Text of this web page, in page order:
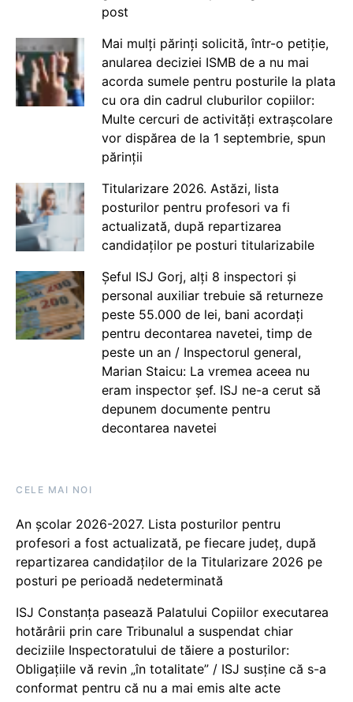
post
Mai mulți părinți solicită, într-o petiție,
anularea deciziei ISMB de a nu mai
acorda sumele pentru posturile la plata
cu ora din cadrul cluburilor copiilor:
Multe cercuri de activități extrașcolare
vor dispărea de la 1 septembrie, spun
părinții
Titularizare 2026. Astăzi, lista
posturilor pentru profesori va fi
actualizată, după repartizarea
candidaților pe posturi titularizabile
Șeful ISJ Gorj, alți 8 inspectori și
personal auxiliar trebuie să returneze
peste 55.000 de lei, bani acordați
pentru decontarea navetei, timp de
peste un an / Inspectorul general,
Marian Staicu: La vremea aceea nu
eram inspector șef. ISJ ne-a cerut să
depunem documente pentru
decontarea navetei
CELE MAI NOI
An școlar 2026-2027. Lista posturilor pentru
profesori a fost actualizată, pe fiecare județ, după
repartizarea candidaților de la Titularizare 2026 pe
posturi pe perioadă nedeterminată
ISJ Constanța pasează Palatului Copiilor executarea
hotărârii prin care Tribunalul a suspendat chiar
deciziile Inspectoratului de tăiere a posturilor:
Obligațiile vă revin „în totalitate” / ISJ susține că s-a
conformat pentru că nu a mai emis alte acte